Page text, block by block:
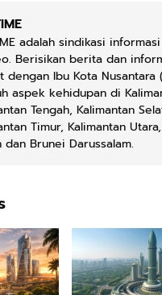
adalah sindikasi
Berisikan berita dan
dengan Ibu Kota Nusantara
aspek kehidupan di
Tengah, Kalimantan
Timur, Kalimantan
dan Brunei Darussalam.